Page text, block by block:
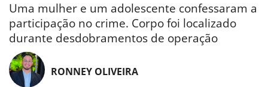
Uma mulher e um adolescente confessaram a
participação no crime. Corpo foi localizado
durante desdobramentos de operação
RONNEY OLIVEIRA